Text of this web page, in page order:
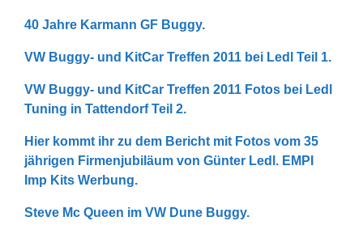
40 Jahre Karmann GF Buggy.
VW Buggy- und KitCar Treffen 2011 bei Ledl Teil 1.
VW Buggy- und KitCar Treffen 2011 Fotos bei Ledl
Tuning in Tattendorf Teil 2.
Hier kommt ihr zu dem Bericht mit Fotos vom 35
jährigen Firmenjubiläum von Günter Ledl. EMPI
Imp Kits Werbung.
Steve Mc Queen im VW Dune Buggy.